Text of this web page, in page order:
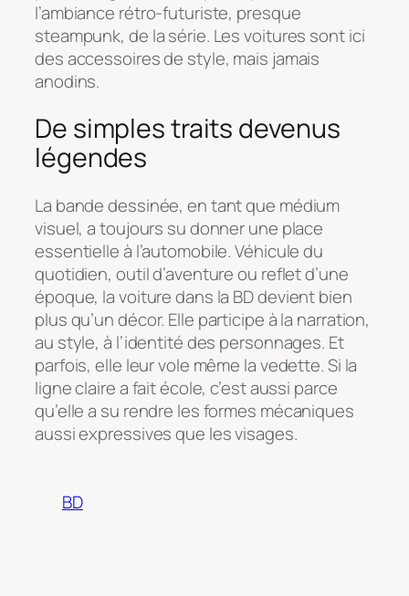
l’ambiance rétro-futuriste, presque
steampunk, de la série. Les voitures sont ici
des accessoires de style, mais jamais
anodins.
De simples traits devenus
légendes
La bande dessinée, en tant que médium
visuel, a toujours su donner une place
essentielle à l’automobile. Véhicule du
quotidien, outil d’aventure ou reflet d’une
époque, la voiture dans la BD devient bien
plus qu’un décor. Elle participe à la narration,
au style, à l’identité des personnages. Et
parfois, elle leur vole même la vedette. Si la
ligne claire a fait école, c’est aussi parce
qu’elle a su rendre les formes mécaniques
aussi expressives que les visages.
BD